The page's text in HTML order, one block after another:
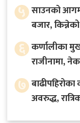
५ साउनको
बजार,
६ कर्णालीका
राजीनामा,
७
अवरुद्ध,